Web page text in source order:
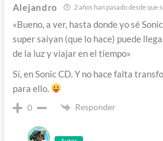
Alejandro 2 años han pasado desde que
«Bueno, a ver, hasta donde yo sé
super saiyan (que lo hace) puede
de la luz y viajar en el tiempo»
Sí, en Sonic CD. Y no hace falta
para ello.
0 Responder